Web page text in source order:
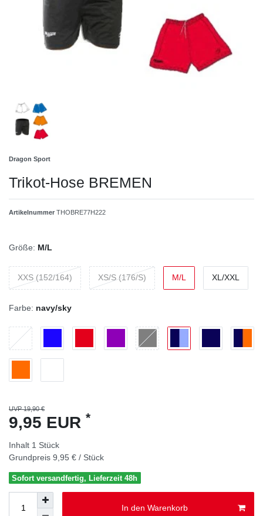
Dragon Sport
Trikot-Hose BREMEN
Artikelnummer THOBRE77H222
Größe: M/L
XXS (152/164) XS/S (176/S) M/L XL/XXL
Farbe: navy/sky
UVP 19,90 €
9,95 EUR *
Inhalt 1 Stück
Grundpreis 9,95 € / Stück
Sofort versandfertig, Lieferzeit 48h
In den Warenkorb